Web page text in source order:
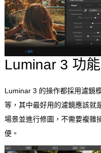
Luminar 3 功
Luminar 3 的操作都採用濾
等，其中最好用的濾鏡應該就
場景並進行修圖，不需要複雜
便。